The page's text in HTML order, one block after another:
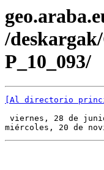
/
P_10_093/
[Al directorio
viernes, 28 de
miércoles, 20 de